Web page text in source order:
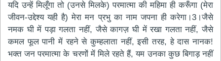
यदि उन्हें मिलूँगा तो (उनसे मिलके) परमात्मा की महिमा ही करूँगा (मेरा
जीवन-उद्देश्य यही है) मेरा मन प्रभु का नाम जपना ही करेगा।3।जैसे
नमक घी में पड़ा गलता नहीं, जैसे कागज़ घी में रखा गलता नहीं, जैसे
कमल फूल पानी में रहने से कुम्हलाता नहीं, इसी तरह, हे दास नानक!
भक्त जन परमात्मा के चरणों में मिले रहते हैं, यम उनका कुछ बिगाड़ नहीं